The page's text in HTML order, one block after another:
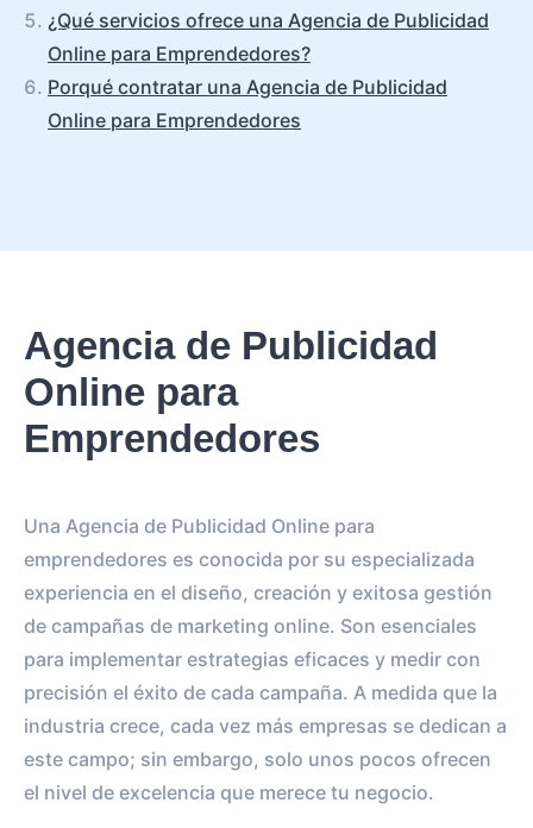
¿Qué servicios ofrece una Agencia de Publicidad
Online para Emprendedores?
Porqué contratar una Agencia de Publicidad
Online para Emprendedores
Agencia de Publicidad
Online para
Emprendedores
Una Agencia de Publicidad Online para
emprendedores es conocida por su especializada
experiencia en el diseño, creación y exitosa gestión
de campañas de marketing online. Son esenciales
para implementar estrategias eficaces y medir con
precisión el éxito de cada campaña. A medida que la
industria crece, cada vez más empresas se dedican a
este campo; sin embargo, solo unos pocos ofrecen
el nivel de excelencia que merece tu negocio.